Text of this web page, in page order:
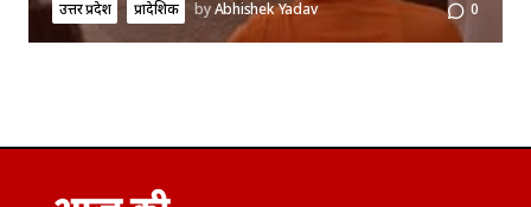
उत्तर प्रदेश प्रादेशिक byAbhishek Yadav 0